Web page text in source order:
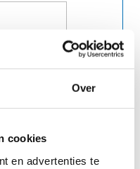
Over
cookies
en advertenties te
leerlingen uit
uit het